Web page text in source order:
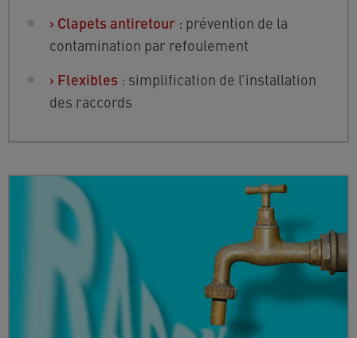
› Clapets antiretour : prévention de la
contamination par refoulement
› Flexibles : simplification de l’installation
des raccords